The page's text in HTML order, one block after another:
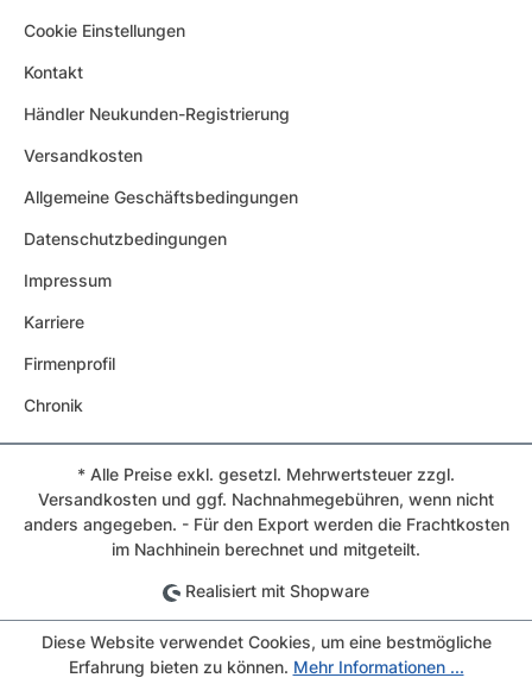
Cookie Einstellungen
Kontakt
Händler Neukunden-Registrierung
Versandkosten
Allgemeine Geschäftsbedingungen
Datenschutzbedingungen
Impressum
Karriere
Firmenprofil
Chronik
* Alle Preise exkl. gesetzl. Mehrwertsteuer zzgl.
Versandkosten und ggf. Nachnahmegebühren, wenn nicht
anders angegeben. - Für den Export werden die Frachtkosten
im Nachhinein berechnet und mitgeteilt.
Realisiert mit Shopware
Diese Website verwendet Cookies, um eine bestmögliche
Erfahrung bieten zu können. Mehr Informationen ...